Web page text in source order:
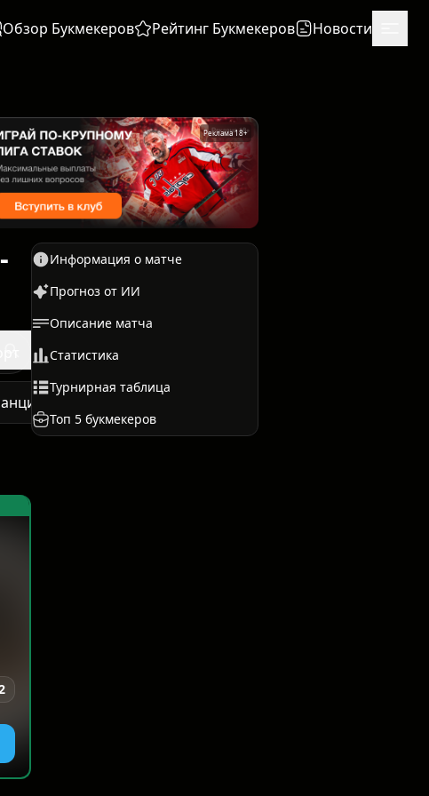
Обзор Букмекеров Рейтинг Букмекеров Новости
Реклама 18+
Единоборства
Информация о матче
Прогноз от ИИ
Описание матча
Статистика
Турнирная таблица
Топ 5 букмекеров